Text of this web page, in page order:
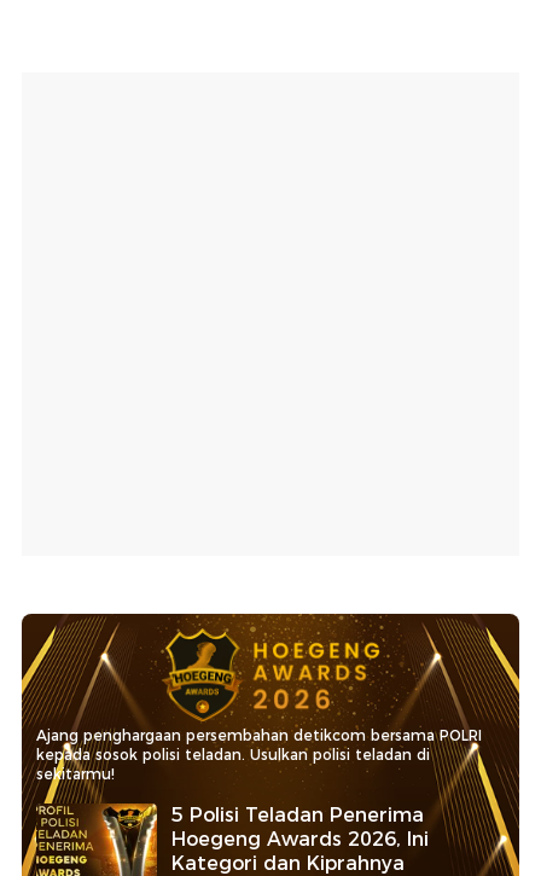
Ajang penghargaan persembahan detikcom bersama POLRI
kepada sosok polisi teladan. Usulkan polisi teladan di
sekitarmu!
5 Polisi Teladan Penerima
Hoegeng Awards 2026, Ini
Kategori dan Kiprahnya